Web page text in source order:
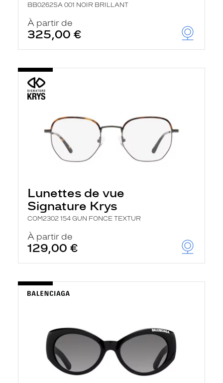
BB0262SA 001 NOIR BRILLANT
À partir de
325,00 €
Lunettes de vue
Signature Krys
COM2302 154 GUN FONCE TEXTUR
À partir de
129,00 €